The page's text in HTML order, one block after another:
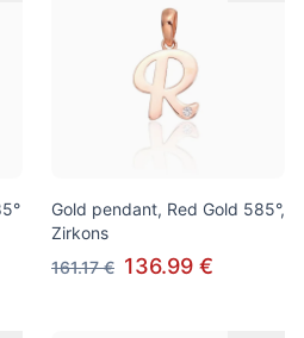
Gold pendant, Red Gold 585°,
Zirkons
161.17 € 136.99 €